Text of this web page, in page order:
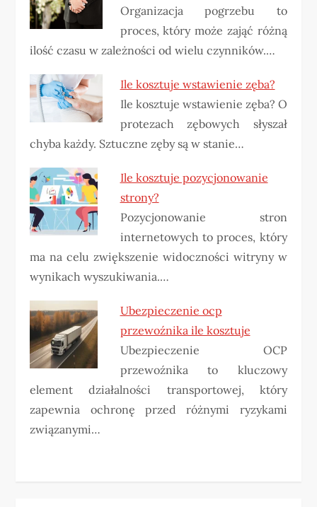
Organizacja pogrzebu to
proces, który może zająć różną
ilość czasu w zależności od wielu czynników.…
Ile kosztuje wstawienie zęba?
Ile kosztuje wstawienie zęba? O
protezach zębowych słyszał
chyba każdy. Sztuczne zęby są w stanie…
Ile kosztuje pozycjonowanie
strony?
Pozycjonowanie stron
internetowych to proces, który
ma na celu zwiększenie widoczności witryny w
wynikach wyszukiwania.…
Ubezpieczenie ocp
przewoźnika ile kosztuje
Ubezpieczenie OCP
przewoźnika to kluczowy
element działalności transportowej, który
zapewnia ochronę przed różnymi ryzykami
związanymi…